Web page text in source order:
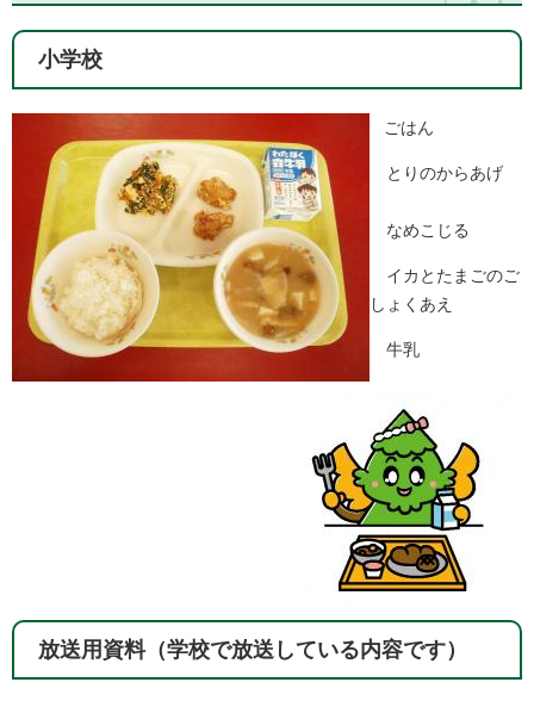
小学校
ごはん
とりのからあげ
なめこじる
イカとたまごのご
しょくあえ
牛乳
放送用資料（学校で放送している内容です）